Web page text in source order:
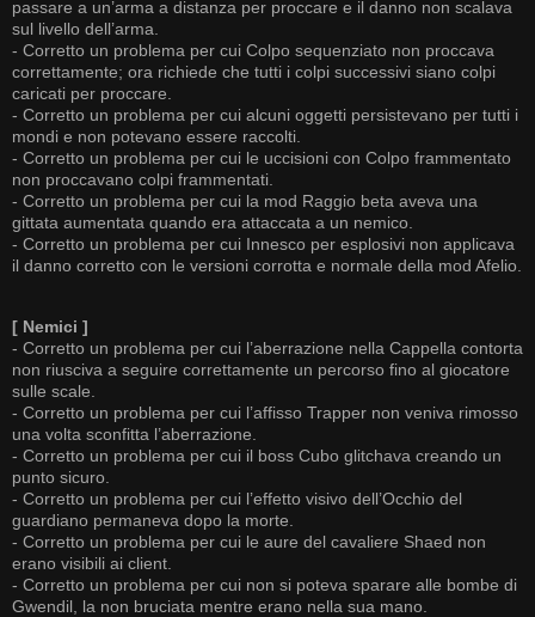
passare a un’arma a distanza per proccare e il danno non scalava
sul livello dell’arma.
- Corretto un problema per cui Colpo sequenziato non proccava
correttamente; ora richiede che tutti i colpi successivi siano colpi
caricati per proccare.
- Corretto un problema per cui alcuni oggetti persistevano per tutti i
mondi e non potevano essere raccolti.
- Corretto un problema per cui le uccisioni con Colpo frammentato
non proccavano colpi frammentati.
- Corretto un problema per cui la mod Raggio beta aveva una
gittata aumentata quando era attaccata a un nemico.
- Corretto un problema per cui Innesco per esplosivi non applicava
il danno corretto con le versioni corrotta e normale della mod Afelio.
[ Nemici ]
- Corretto un problema per cui l’aberrazione nella Cappella contorta
non riusciva a seguire correttamente un percorso fino al giocatore
sulle scale.
- Corretto un problema per cui l’affisso Trapper non veniva rimosso
una volta sconfitta l’aberrazione.
- Corretto un problema per cui il boss Cubo glitchava creando un
punto sicuro.
- Corretto un problema per cui l’effetto visivo dell’Occhio del
guardiano permaneva dopo la morte.
- Corretto un problema per cui le aure del cavaliere Shaed non
erano visibili ai client.
- Corretto un problema per cui non si poteva sparare alle bombe di
Gwendil, la non bruciata mentre erano nella sua mano.